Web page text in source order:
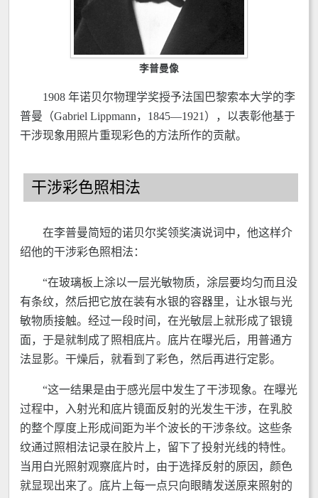
李普曼像
1908 年诺贝尔物理学奖授予法国巴黎索本大学的李
普曼（Gabriel Lippmann，1845—1921），以表彰他基于
干涉现象用照片重现彩色的方法所作的贡献。
干涉彩色照相法
在李普曼简短的诺贝尔奖领奖演说词中，他这样介
绍他的干涉彩色照相法：
“在玻璃板上涂以一层光敏物质，涂层要均匀而且没
有条纹，然后把它放在装有水银的容器里，让水银与光
敏物质接触。经过一段时间，在光敏层上就形成了银镜
面，于是就制成了照相底片。底片在曝光后，用普通方
法显影。干燥后，就看到了彩色，然后再进行定影。
“这一结果是由于感光层中发生了干涉现象。在曝光
过程中，入射光和底片镜面反射的光发生干涉，在乳胶
的整个厚度上形成间距为半个波长的干涉条纹。这些条
纹通过照相法记录在胶片上，留下了投射光线的特性。
当用白光照射观察底片时，由于选择反射的原因，颜色
就显现出来了。底片上每一点只向眼睛发送原来照射的